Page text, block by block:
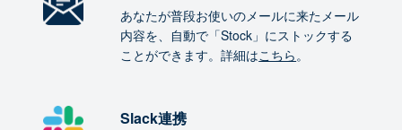
あなたが普段お使いのメールに来たメール
内容を、自動で「Stock」にストックする
ことができます。詳細はこちら。
Slack連携